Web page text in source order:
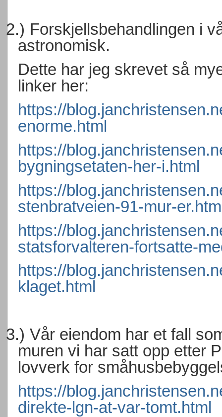
2.) Forskjellsbehandlingen i
astronomisk.
Dette har jeg skrevet så
linker her:
https://
enorme.html
https://
bygningsetaten-her-i.html
https://
stenbratveien-91-mur-
https://
statsforvalteren-fortsatte-
https://
klaget.html
3.) Vår eiendom har et fall
muren vi har satt opp etter
lovverk for
https://
direkte-lgn-at-var-tomt.html